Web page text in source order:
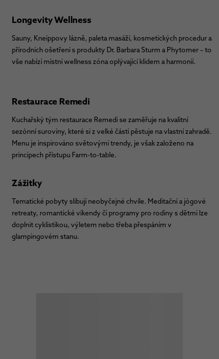
Longevity Wellness
Sauny, Kneippovy lázně, paleta masáží, kosmetických procedur a
přírodních ošetření s produkty Dr. Barbara Sturm a Phytomer – to
vše nabízí místní wellness zóna oplývající klidem a harmonií.
Restaurace Remedi
Kuchařský tým restaurace Remedi se zaměřuje na kvalitní
sezónní suroviny, které si z velké části pěstuje na vlastní zahradě.
Menu je inspirováno světovými trendy, je však založeno na
principech přístupu Farm-to-table.
Zážitky
Tematické pobyty slibují neobyčejné chvíle. Meditační a jógové
retreaty, romantické víkendy či programy pro rodiny s dětmi lze
doplnit cyklistikou, výletem nebo třeba přespáním v
glampingovém stanu.